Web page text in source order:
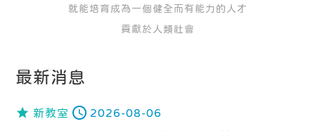
就能培育成為一個健全而有能力的人才
貢獻於人類社會
最新消息
新教室 2026-08-06